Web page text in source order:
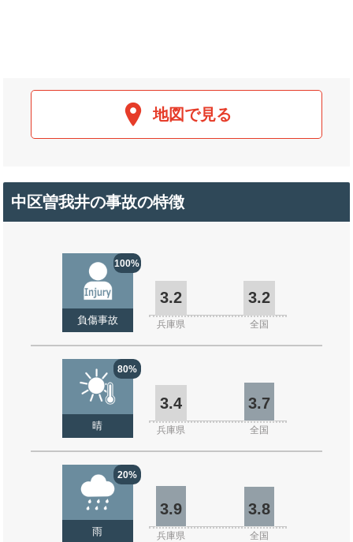
地図で見る
中区曽我井の事故の特徴
100%
負傷事故
3.2 3.2
兵庫県 全国
80%
晴
3.4 3.7
兵庫県 全国
20%
雨
3.9 3.8
兵庫県 全国